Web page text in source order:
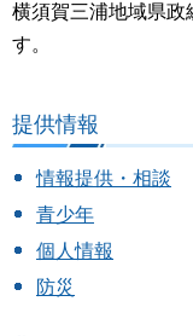
横須賀三浦地域県政
す。
提供情報
情報提供・相談
青少年
個人情報
防災